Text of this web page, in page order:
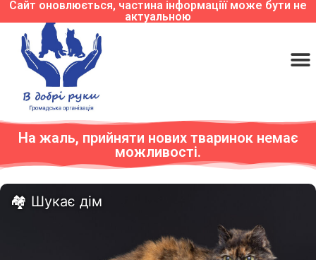
На жаль, прийняти нових тваринок немає
можливості.
Шукає дім
Сайт оновлюється, частина інформаціїї може бути не
актуальною